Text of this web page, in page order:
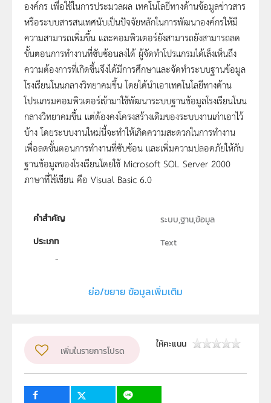
องค์กร เพื่อใช้ในการประมวลผล เทคโนโลยีทางด้านข้อมูลข่าวสาร
หรือระบบสารสนเทศนับเป็นปัจจัยหลักในการพัฒนาองค์กรให้มี
ความสามารถเพิ่มขึ้น และคอมพิวเตอร์ยังสามารถยังสามารถลด
ขั้นตอนการทำงานที่ซับซ้อนลงได้ ผู้จัดทำโปรแกรมได้เล็งเห็นถึง
ความต้องการที่เกิดขึ้นจึงได้มีการศึกษาและจัดทำระบบฐานข้อมูล
โรงเรียนโนนกลางวิทยาคมขึ้น โดยได้นำเอาเทคโนโลยีทางด้าน
โปรแกรมคอมพิวเตอร์เข้ามาใช้พัฒนาระบบฐานข้อมูลโรงเรียนโนน
กลางวิทยาคมขึ้น แต่ต้องคงโครงสร้างเดิมของระบบงานเก่าเอาไว้
บ้าง โดยระบบงานใหม่นี้จะทำให้เกิดความสะดวกในการทำงาน
เพื่อลดขั้นตอนการทำงานที่ซับซ้อน และเพิ่มความปลอดภัยให้กับ
ฐานข้อมูลของโรงเรียนโดยใช้ Microsoft SOL Server 2000
ภาษาที่ใช้เขียน คือ Visual Basic 6.0
คำสำคัญ
ระบบ,ฐาน,ข้อมูล
ประเภท
Text
มหาวิทยาลัยราชภัฏอุบลราชธานี
ระดับชั้น
ม.4, ม.5, ม.6
ย่อ/ขยาย ข้อมูลเพิ่มเติม
เพิ่มในรายการโปรด
ให้คะแนน